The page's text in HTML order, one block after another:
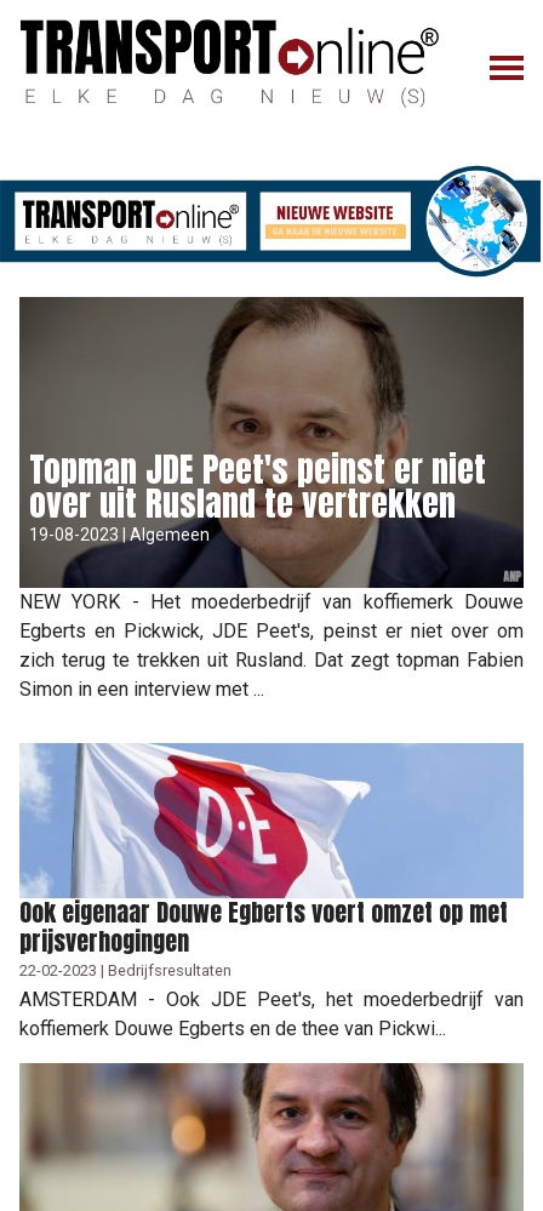
Topman JDE Peet's peinst er niet
over uit Rusland te vertrekken
19-08-2023 | Algemeen
NEW YORK - Het moederbedrijf van koffiemerk Douwe
Egberts en Pickwick, JDE Peet's, peinst er niet over om
zich terug te trekken uit Rusland. Dat zegt topman Fabien
Simon in een interview met ...
Ook eigenaar Douwe Egberts voert omzet op met
prijsverhogingen
22-02-2023 | Bedrijfsresultaten
AMSTERDAM - Ook JDE Peet's, het moederbedrijf van
koffiemerk Douwe Egberts en de thee van Pickwi...